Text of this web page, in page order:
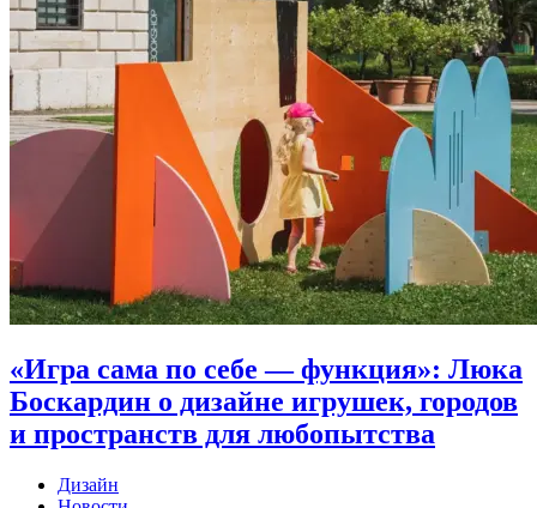
«Игра сама по себе — функция»: Люка
Боскардин о дизайне игрушек, городов
и пространств для любопытства
Дизайн